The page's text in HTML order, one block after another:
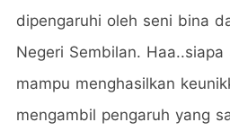
dipengaruhi oleh seni bina
Negeri Sembilan.
mampu menghasilkan
mengambil pengaruh yang